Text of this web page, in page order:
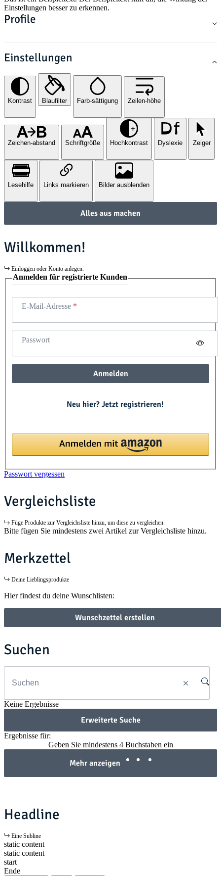
Einstellungen besser zu erkennen.
Profile
Einstellungen
Kontrast Blaufilter Farb-sättigung Zeilen-höhe
Zeichen-abstand Schriftgröße Hochkontrast Dyslexie Zeiger
Lesehilfe Links markieren Bilder ausblenden
Alles aus machen
Willkommen!
Einloggen oder Konto anlegen.
Anmelden für registrierte Kunden
E-Mail-Adresse
Passwort
Anmelden
Neu hier? Jetzt registrieren!
Passwort vergessen
Vergleichsliste
Füge Produkte zur Vergleichsliste hinzu, um diese zu vergleichen.
Bitte fügen Sie mindestens zwei Artikel zur Vergleichsliste hinzu.
Merkzettel
Deine Lieblingsprodukte
Hier findest du deine Wunschlisten:
Wunschzettel erstellen
Suchen
Keine Ergebnisse
Erweiterte Suche
Ergebnisse für:
Geben Sie mindestens 4 Buchstaben ein
Mehr anzeigen
Headline
Eine Subline
static content
static content
start
Ende